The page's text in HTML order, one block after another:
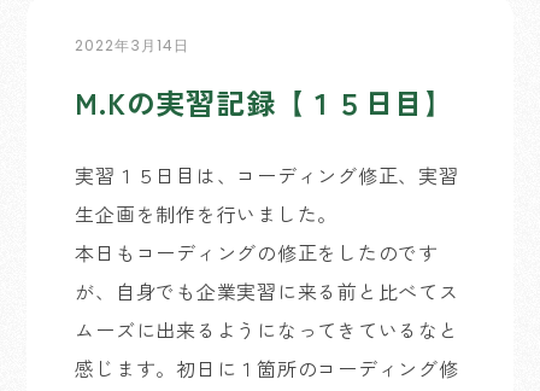
2022年3月14日
M.Kの実習記録【１５日目】
実習１５日目は、コーディング修正、実習
生企画を制作を行いました。
本日もコーディングの修正をしたのです
が、自身でも企業実習に来る前と比べてス
ムーズに出来るようになってきているなと
感じます。初日に１箇所のコーディング修